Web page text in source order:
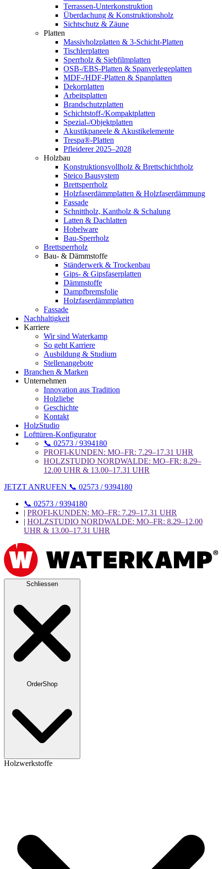
Terrassen-Unterkonstruktion
Überdachung & Konstruktionsholz
Sichtschutz & Zäune
Platten
Massivholzplatten & 3-Schicht-Platten
Tischlerplatten
Sperrholz & Siebfilmplatten
OSB-/EBS-Platten & Spanverlegeplatten
MDF-/HDF-Platten & Spanplatten
Dekorplatten
Arbeitsplatten
Brandschutzplatten
Schichtstoff-/Kompaktplatten
Spezial-/Objektplatten
Akustikpaneele & Akustikelemente
Trespa®-Platten
Pfleiderer 2025–2028
Holzbau
Konstruktionsvollholz & Brettschichtholz
Steico Bausystem
Brettsperrholz
Holzfaserdämmplatten & Holzfaserdämmung
Fassade
Schnittholz, Kantholz & Schalung
Latten & Dachlatten
Hobelware
Bau-Sperrholz
Brettsperrholz
Bau- & Dämmstoffe
Ständerwerk & Trockenbau
Gips- & Gipsfaserplatten
Dämmstoffe
Dampfbremsfolie
Holzfaserdämmplatten
Fassade
Nachhaltigkeit
Karriere
Wir sind Waterkamp
So geht Karriere
Ausbildung & Studium
Stellenangebote
Branchen & Marken
Unternehmen
Innovation aus Tradition
Holzliebe
Geschichte
Kontakt
HolzStudio
Lofttüren-Konfigurator
📞 02573 / 9394180
PROFI-KUNDEN: MO–FR: 7.29–17.31 UHR
HOLZSTUDIO NORDWALDE: MO–FR: 8.29–
12.00 UHR & 13.00–17.31 UHR
JETZT ANRUFEN 📞 02573 / 9394180
📞 02573 / 9394180
| PROFI-KUNDEN: MO–FR: 7.29–17.31 UHR
| HOLZSTUDIO NORDWALDE: MO–FR: 8.29–12.00
UHR & 13.00–17.31 UHR
Schliessen
OrderShop
Holzwerkstoffe